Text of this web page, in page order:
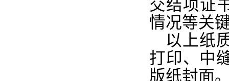
交结项证
情况等关
以上纸
打印、中
版纸封面